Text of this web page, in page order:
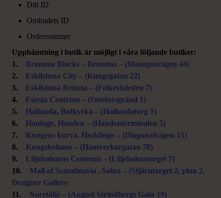
Ditt ID
Ombudets ID
Ordernummer
Upphämtning i butik är möjligt i våra följande butiker:
1. Bromma Blocks – Bromma – (Masugnsvägen 44)
2. Eskilstuna City – (Kungsgatan 22)
3. Eskilstuna Retuna – (Folkestaleden 7)
4. Farsta Centrum – (Storforsgränd 1)
5. Hallunda, Botkyrka – (Hallundatorg 1)
6. Haninge, Handen – (Handenterminalen 5)
7. Kungens kurva, Huddinge – (Diagonalvägen 15)
8. Kungsholmen – (Hantverkargatan 78)
9. Liljeholmens Centrum – (Liljeholmstorget 7)
10. Mall of Scandinavia , Solna – (Stjärntorget 2, plan 2,
Designer Gallery
11. Norrtälje – (August Strindbergs Gata 19)